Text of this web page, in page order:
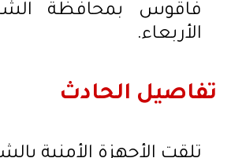
فاقوس بمحافظة
الأربعاء.
تفاصيل الحادث